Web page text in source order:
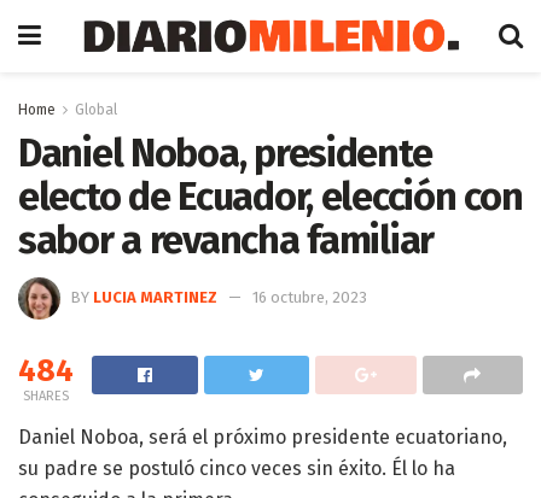
Home Global
Daniel Noboa, presidente
electo de Ecuador, elección con
sabor a revancha familiar
BY LUCIA MARTINEZ 16 octubre, 2023
484
SHARES
Daniel Noboa, será el próximo presidente ecuatoriano,
su padre se postuló cinco veces sin éxito. Él lo ha